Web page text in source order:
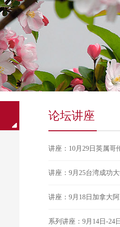
论坛讲座
讲座：10月29日英属哥
讲座：9月25台湾成功
讲座：9月18日加拿大
系列讲座：9月14日-24